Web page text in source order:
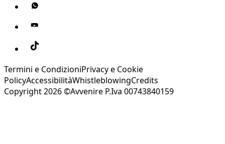
Termini e CondizioniPrivacy e Cookie
PolicyAccessibilitàWhistleblowingCredits
Copyright 2026 ©Avvenire P.Iva 00743840159